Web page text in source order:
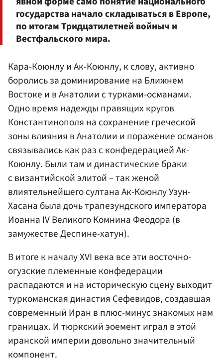
государства начало складываться в Европе,
по итогам Тридцатилетней войныч и
Вестфальского мира.
Кара-Коюнлу и Ак-Коюнлу, к слову, активно
боролись за доминирование на Ближнем
Востоке и в Анатолии с турками-османами.
Одно время надежды правящих кругов
Константинополя на сохранение греческой
зоны влияния в Анатолии и поражение османов
связывались как раз с конфедерацией Ак-
Коюнлу. Были там и династические браки
с византийской элитой – так женой
влиятельнейшего султана Ак-Коюнлу Узун-
Хасана была дочь трапезундского императора
Иоанна IV Великого Комнина Феодора (в
замужестве Деспине-хатун).
В итоге к началу XVI века все эти восточно-
огузские племенные конфедерации
распадаются и на историческую сцену выходит
туркоманская династия Сефевидов, создавшая
современный Иран в плюс-минус знакомых нам
границах. И тюркский эоемент играл в этой
иранской империи довольно значительный
компонент.